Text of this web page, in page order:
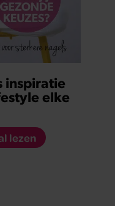
inspiratie
elke
lezen